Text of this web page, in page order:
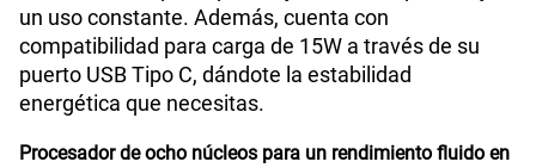
Reconocimiento Facial
Lector de Huella
un uso constante. Además, cuenta con
compatibilidad para carga de 15W a través de su
puerto USB Tipo C, dándote la estabilidad
energética que necesitas.
Procesador de ocho núcleos para un rendimiento fluido en